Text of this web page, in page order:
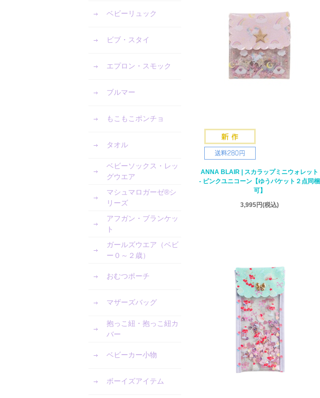
ベビーリュック
ビブ・スタイ
エプロン・スモック
ブルマー
もこもこポンチョ
タオル
ベビーソックス・レッ
グウエア
マシュマロガーゼ®︎シ
リーズ
アフガン・ブランケッ
ト
ガールズウエア（ベビ
ー０～２歳）
おむつポーチ
マザーズバッグ
抱っこ紐・抱っこ紐カ
バー
ベビーカー小物
ボーイズアイテム
ANNA BLAIR | スカラップミニウォレット
- ピンクユニコーン【ゆうパケット２点同梱
可】
3,995円(税込)